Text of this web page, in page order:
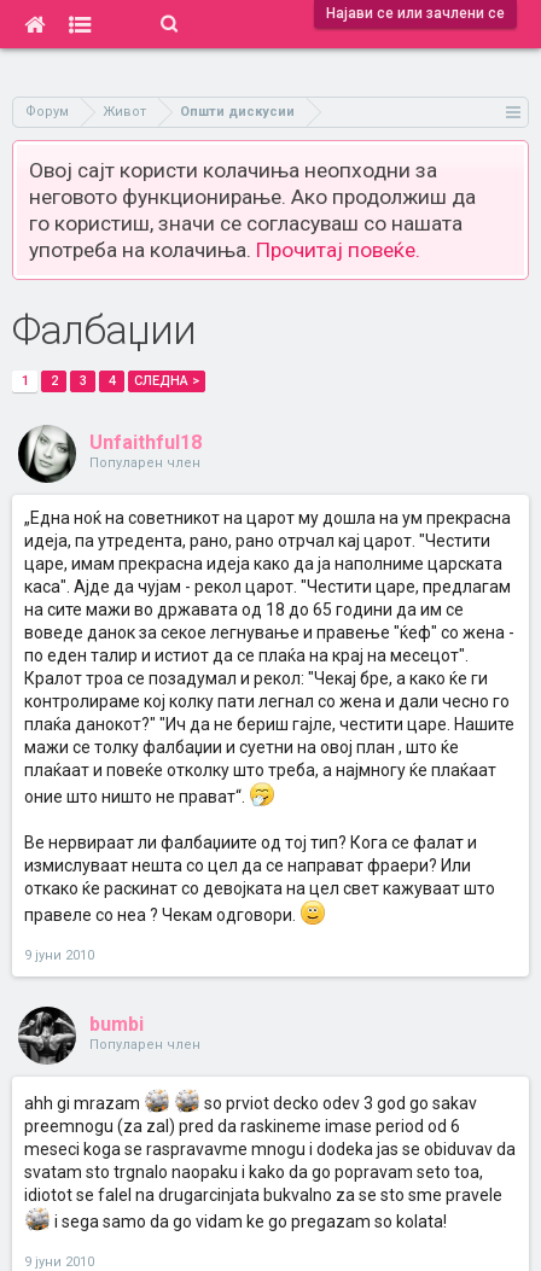
Најави се или зачлени се
Форум Живот Општи дискусии
Овој сајт користи колачиња неопходни за
неговото функционирање. Ако продолжиш да
го користиш, значи се согласуваш со нашата
употреба на колачиња. Прочитај повеќе.
Фалбаџии
1 2 3 4 СЛЕДНА >
Unfaithful18
Популарен член
„Една ноќ на советникот на царот му дошла на ум прекрасна
идеја, па утредента, рано, рано отрчал кај царот. "Честити
царе, имам прекрасна идеја како да ја наполниме царската
каса". Ајде да чујам - рекол царот. "Честити царе, предлагам
на сите мажи во државата од 18 до 65 години да им се
воведе данок за секое легнување и правење "ќеф" со жена -
по еден талир и истиот да се плаќа на крај на месецот".
Кралот троа се позадумал и рекол: "Чекај бре, а како ќе ги
контролираме кој колку пати легнал со жена и дали чесно го
плаќа данокот?" "Ич да не бериш гајле, честити царе. Нашите
мажи се толку фалбаџии и суетни на овој план , што ќе
плаќаат и повеќе отколку што треба, а најмногу ќе плаќаат
оние што ништо не прават“.
Ве нервираат ли фалбаџиите од тој тип? Кога се фалат и
измислуваат нешта со цел да се направат фраери? Или
откако ќе раскинат со девојката на цел свет кажуваат што
правеле со неа ? Чекам одговори.
9 јуни 2010
bumbi
Популарен член
ahh gi mrazam
so prviot decko odev 3 god go sakav
preemnogu (za zal) pred da raskineme imase period od 6
meseci koga se raspravavme mnogu i dodeka jas se obiduvav da
svatam sto trgnalo naopaku i kako da go popravam seto toa,
idiotot se falel na drugarcinjata bukvalno za se sto sme pravele
i sega samo da go vidam ke go pregazam so kolata!
9 јуни 2010